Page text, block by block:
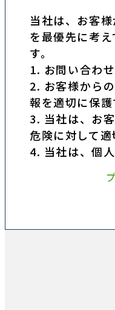
当社は、お客
を最優先に考
す。
1. お問い合わ
2. お客様から
報を適切に保護
3. 当社は、お
危険に対して適
4. 当社は、個